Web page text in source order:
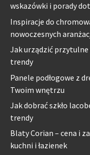
wskazówki i porady
Inspiracje do
nowoczesnych
Jak urządzić przytulne
trendy
Panele podłogowe z
Twoim wnętrzu
Jak dobrać szkło
trendy
Blaty Corian – cena i
kuchni i łazienek